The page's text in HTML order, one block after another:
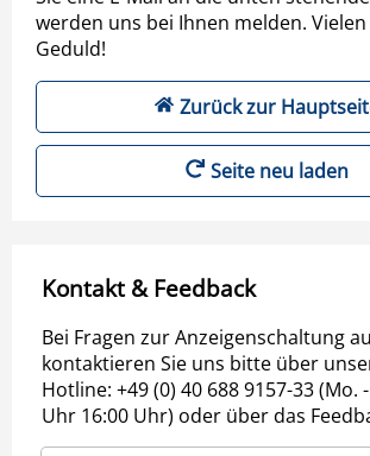
werden uns bei Ihnen melden.
Geduld!
Zurück zur
Seite neu laden
Kontakt & Feedback
Bei Fragen zur Anzeigenschaltung
kontaktieren Sie uns bitte über
Hotline: +49 (0) 40 688 9157-33 (Mo.
Uhr 16:00 Uhr) oder über das